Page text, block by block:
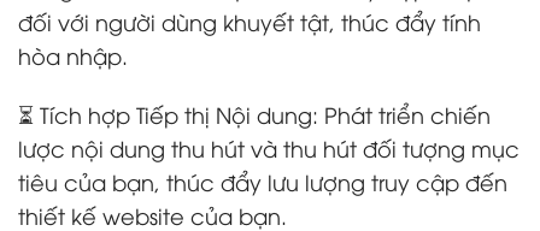
đối với người dùng khuyết tật, thúc đẩy tính
hòa nhập.
⏳ Tích hợp Tiếp thị Nội dung: Phát triển chiến
lược nội dung thu hút và thu hút đối tượng mục
tiêu của bạn, thúc đẩy lưu lượng truy cập đến
thiết kế website của bạn.